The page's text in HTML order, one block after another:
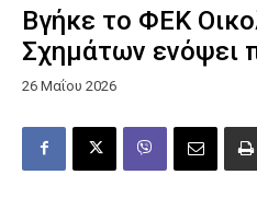
Βγήκε το ΦΕΚ
Σχημάτων ενόψει
26 Μαΐου 2026